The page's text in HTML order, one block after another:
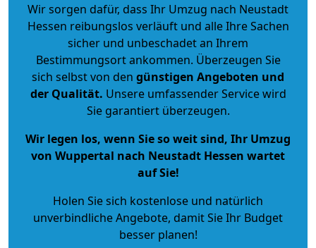
Wir sorgen dafür, dass Ihr Umzug nach Neustadt
Hessen reibungslos verläuft und alle Ihre Sachen
sicher und unbeschadet an Ihrem
Bestimmungsort ankommen. Überzeugen Sie
sich selbst von den günstigen Angeboten und
der Qualität. Unsere umfassender Service wird
Sie garantiert überzeugen.
Wir legen los, wenn Sie so weit sind, Ihr Umzug
von Wuppertal nach Neustadt Hessen wartet
auf Sie!
Holen Sie sich kostenlose und natürlich
unverbindliche Angebote, damit Sie Ihr Budget
besser planen!